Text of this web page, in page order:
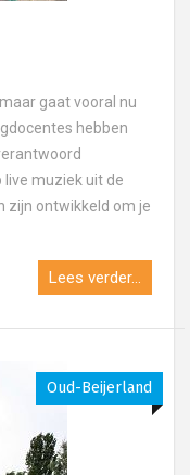
gaat vooral nu
hebben
muziek uit de
zijn ontwikkeld om je
Lees verder...
Oud-Beijerland